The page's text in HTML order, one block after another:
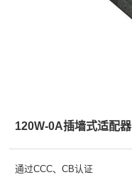
120W-0A插墙式适配器
通过CCC、CB认证